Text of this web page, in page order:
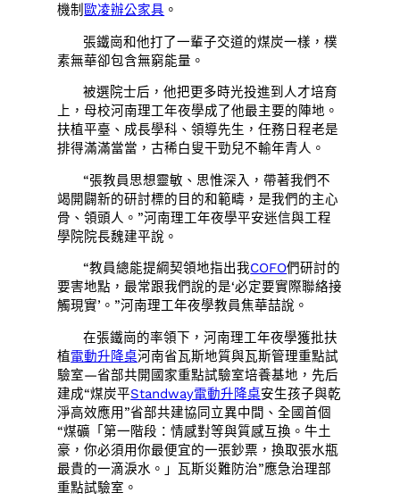
機制歐凌辦公家具 。
張鐵崗和他打了一輩子交道的煤炭一樣，樸
素無華卻包含無窮能量。
被選院士后，他把更多時光投進到人才培育
上，母校河南理工年夜學成了他最主要的陣地。
扶植平臺、成長學科、領導先生，任務日程老是
排得滿滿當當，古稀白叟干勁兒不輸年青人。
“張教員思想靈敏、思惟深入，帶著我們不
竭開闢新的研討標的目的和範疇，是我們的主心
骨、領頭人。”河南理工年夜學平安迷信與工程
學院院長魏建平說。
“教員總能提綱契領地指出我COFO們研討的
要害地點，最常跟我們說的是‘必定要實際聯絡接
觸現實’。”河南理工年夜學教員焦華喆說。
在張鐵崗的率領下，河南理工年夜學獲批扶
植電動升降桌河南省瓦斯地質與瓦斯管理重點試
驗室—省部共開國家重點試驗室培養基地，先后
建成“煤炭平Standway電動升降桌安生孩子與乾
淨高效應用”省部共建協同立異中間、全國首個
“煤礦「第一階段：情感對等與質感互換。牛土
豪，你必須用你最便宜的一張鈔票，換取張水瓶
最貴的一滴淚水。」瓦斯災難防治”應急治理部
重點試驗室。